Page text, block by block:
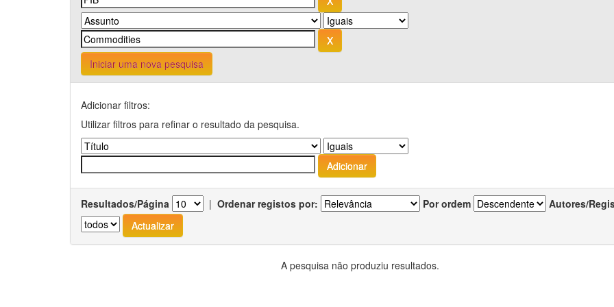
Iniciar uma nova pesquisa
Adicionar filtros:
Utilizar filtros para refinar o resultado da pesquisa.
Resultados/Página | Ordenar registos por: Por ordem Autores/
A pesquisa não produziu resultados.